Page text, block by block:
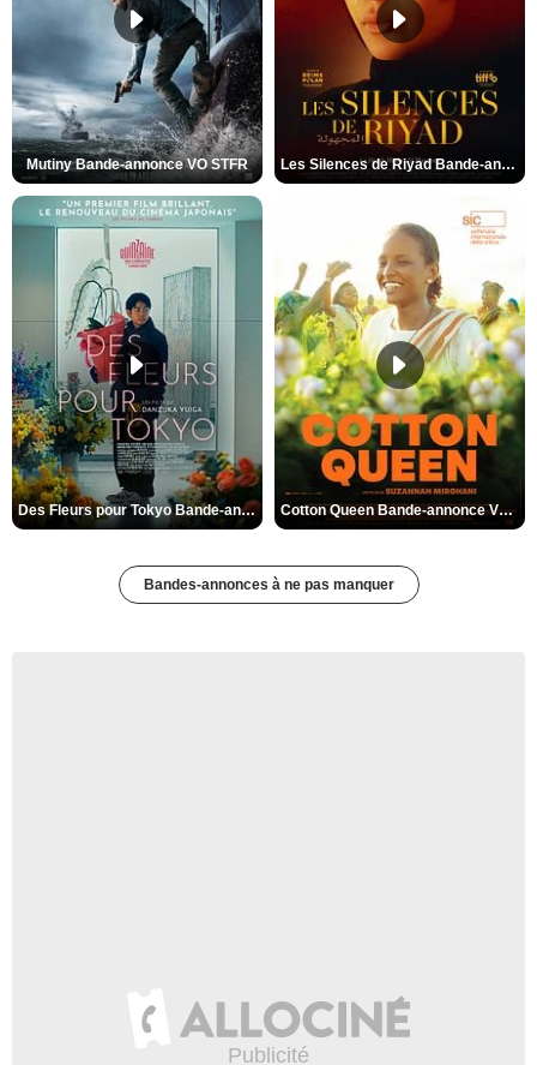
Mutiny Bande-annonce VO STFR Les Silences de Riyad Bande-annonce VO STFR
Des Fleurs pour Tokyo Bande-annonce VO STFR Cotton Queen Bande-annonce VO STFR
Bandes-annonces à ne pas manquer